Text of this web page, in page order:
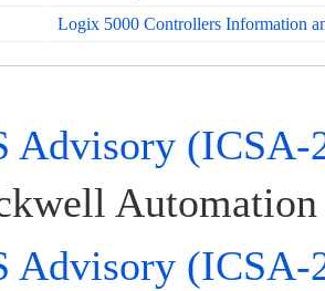
Logix 5000 Controllers Information
Advisory (ICSA-
Advisory (ICSA-